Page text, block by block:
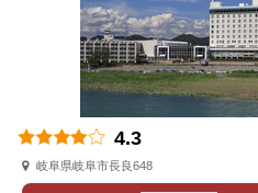
4.3
岐阜県岐阜市長良648